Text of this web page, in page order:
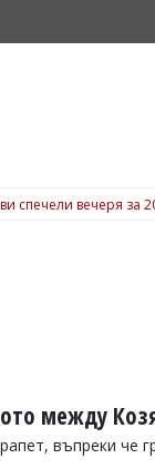
спечели вечеря за
между
въпреки че